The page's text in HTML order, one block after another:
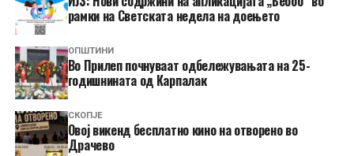
рамки на Светската недела на доењето
ОПШТИНИ
Во Прилеп почнуваат одбележувањата на 25-
годишнината од Карпалак
СКОПЈЕ
​Овој викенд бесплатно кино на отворено во
Драчево